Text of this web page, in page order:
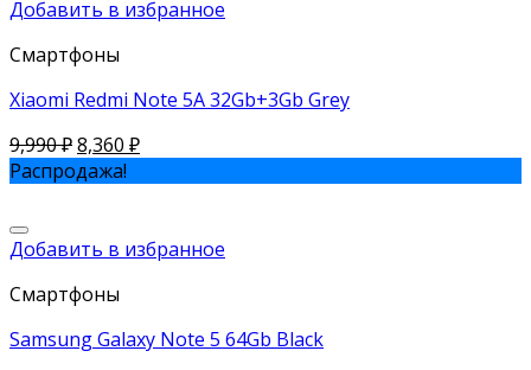
Добавить в избранное
Смартфоны
Xiaomi Redmi Note 5A 32Gb+3Gb Grey
9,990₽8,360 ₽
Распродажа!
Добавить в избранное
Смартфоны
Samsung Galaxy Note 5 64Gb Black